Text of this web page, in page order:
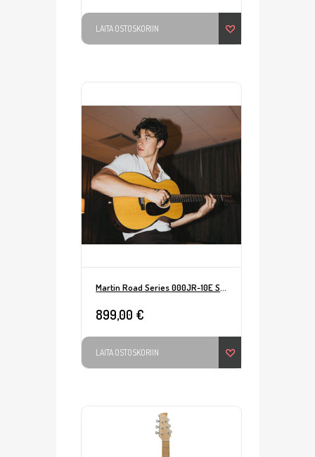
LAITA OSTOSKORIIN
899,00 €
LAITA OSTOSKORIIN